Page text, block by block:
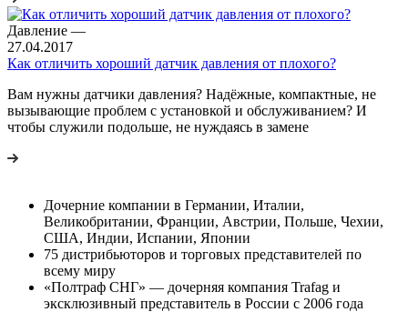
Давление —
27.04.2017
Как отличить хороший датчик давления от плохого?
Вам нужны датчики давления? Надёжные, компактные, не
вызывающие проблем с установкой и обслуживанием? И
чтобы служили подольше, не нуждаясь в замене
Дочерние компании в Германии, Италии,
Великобритании, Франции, Австрии, Польше, Чехии,
США, Индии, Испании, Японии
75 дистрибьюторов и торговых представителей по
всему миру
«Полтраф СНГ» — дочерняя компания Trafag и
эксклюзивный представитель в России с 2006 года